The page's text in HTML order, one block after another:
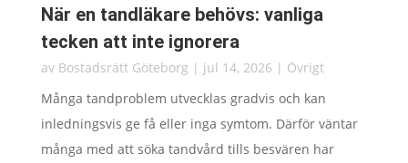
När en tandläkare behövs: vanliga
tecken att inte ignorera
av Bostadsrätt Göteborg | jul 14, 2026 | Övrigt
Många tandproblem utvecklas gradvis och kan
inledningsvis ge få eller inga symtom. Därför väntar
många med att söka tandvård tills besvären har